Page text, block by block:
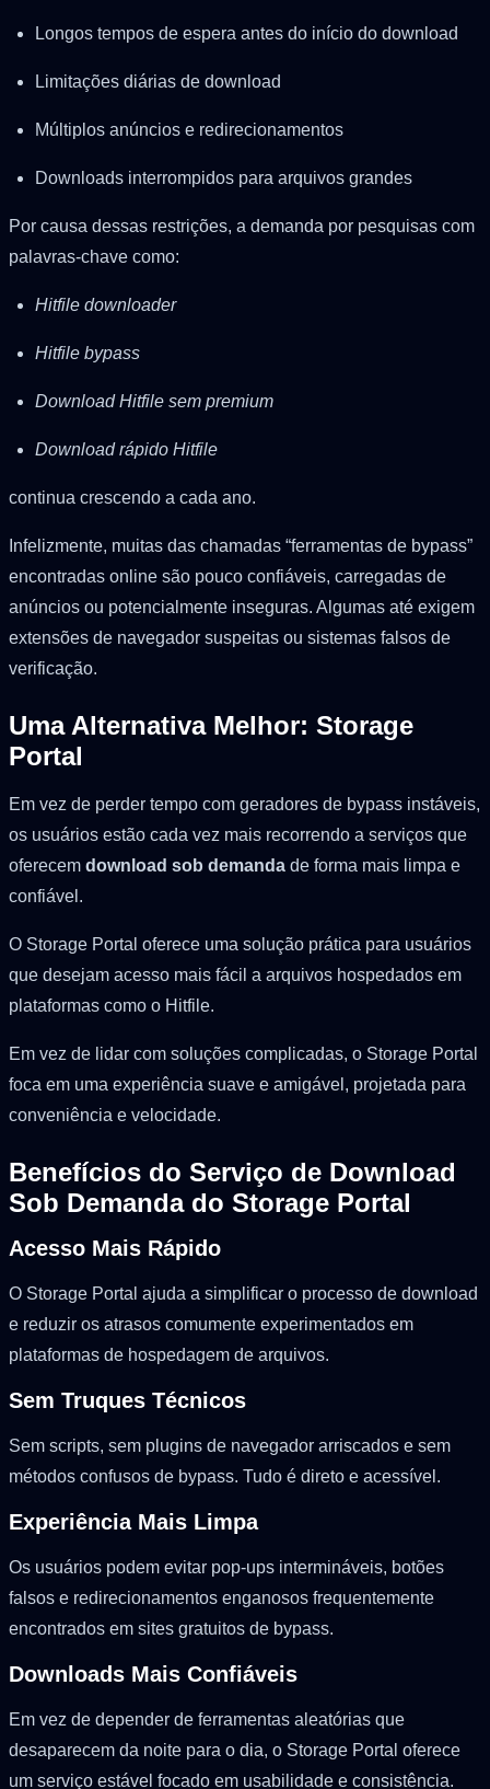
Longos tempos de espera antes do início do download
Limitações diárias de download
Múltiplos anúncios e redirecionamentos
Downloads interrompidos para arquivos grandes
Por causa dessas restrições, a demanda por pesquisas com
palavras-chave como:
Hitfile downloader
Hitfile bypass
Download Hitfile sem premium
Download rápido Hitfile
continua crescendo a cada ano.
Infelizmente, muitas das chamadas “ferramentas de bypass”
encontradas online são pouco confiáveis, carregadas de
anúncios ou potencialmente inseguras. Algumas até exigem
extensões de navegador suspeitas ou sistemas falsos de
verificação.
Uma Alternativa Melhor: Storage
Portal
Em vez de perder tempo com geradores de bypass instáveis,
os usuários estão cada vez mais recorrendo a serviços que
oferecem download sob demanda de forma mais limpa e
confiável.
O Storage Portal oferece uma solução prática para usuários
que desejam acesso mais fácil a arquivos hospedados em
plataformas como o Hitfile.
Em vez de lidar com soluções complicadas, o Storage Portal
foca em uma experiência suave e amigável, projetada para
conveniência e velocidade.
Benefícios do Serviço de Download
Sob Demanda do Storage Portal
Acesso Mais Rápido
O Storage Portal ajuda a simplificar o processo de download
e reduzir os atrasos comumente experimentados em
plataformas de hospedagem de arquivos.
Sem Truques Técnicos
Sem scripts, sem plugins de navegador arriscados e sem
métodos confusos de bypass. Tudo é direto e acessível.
Experiência Mais Limpa
Os usuários podem evitar pop-ups intermináveis, botões
falsos e redirecionamentos enganosos frequentemente
encontrados em sites gratuitos de bypass.
Downloads Mais Confiáveis
Em vez de depender de ferramentas aleatórias que
desaparecem da noite para o dia, o Storage Portal oferece
um serviço estável focado em usabilidade e consistência.